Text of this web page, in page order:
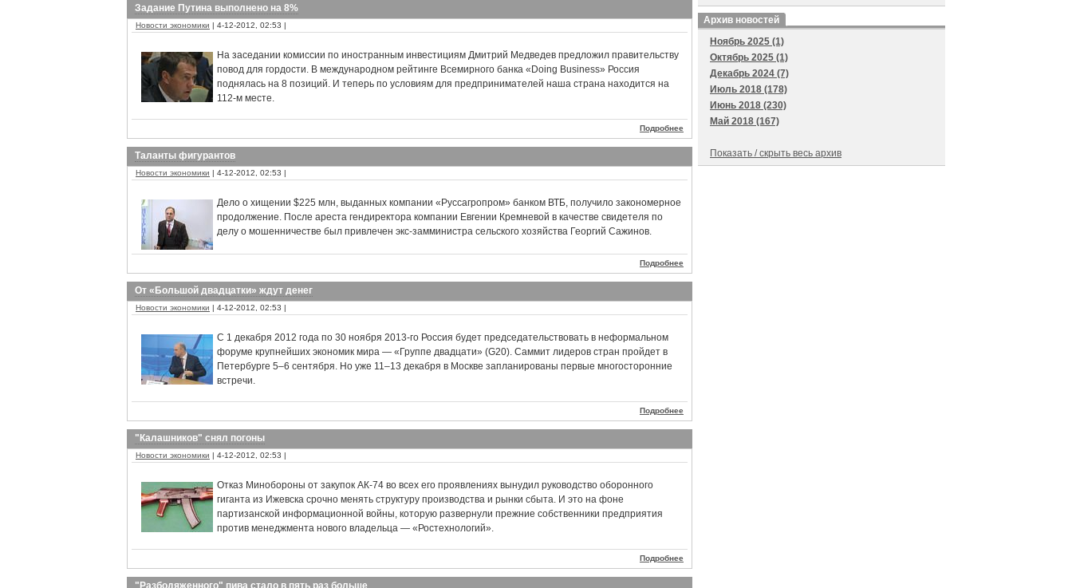
Задание Путина выполнено на 8%
Новости экономики | 4-12-2012, 02:53 |
На заседании комиссии по иностранным инвестициям Дмитрий Медведев предложил правительству
повод для гордости. В международном рейтинге Всемирного банка «Doing Business» Россия
поднялась на 8 позиций. И теперь по условиям для предпринимателей наша страна находится на
112-м месте.
Подробнее
Таланты фигурантов
Новости экономики | 4-12-2012, 02:53 |
Дело о хищении $225 млн, выданных компании «Руссагропром» банком ВТБ, получило закономерное
продолжение. После ареста гендиректора компании Евгении Кремневой в качестве свидетеля по
делу о мошенничестве был привлечен экс-замминистра сельского хозяйства Георгий Сажинов.
Подробнее
От «Большой двадцатки» ждут денег
Новости экономики | 4-12-2012, 02:53 |
С 1 декабря 2012 года по 30 ноября 2013-го Россия будет председательствовать в неформальном
форуме крупнейших экономик мира — «Группе двадцати» (G20). Саммит лидеров стран пройдет в
Петербурге 5–6 сентября. Но уже 11–13 декабря в Москве запланированы первые многосторонние
встречи.
Подробнее
"Калашников" снял погоны
Новости экономики | 4-12-2012, 02:53 |
Отказ Минобороны от закупок АК-74 во всех его проявлениях вынудил руководство оборонного
гиганта из Ижевска срочно менять структуру производства и рынки сбыта. И это на фоне
партизанской информационной войны, которую развернули прежние собственники предприятия
против менеджмента нового владельца — «Ростехнологий».
Подробнее
"Разбодяженного" пива стало в пять раз больше
Архив новостей
Ноябрь 2025 (1)
Октябрь 2025 (1)
Декабрь 2024 (7)
Июль 2018 (178)
Июнь 2018 (230)
Май 2018 (167)
Показать / скрыть весь архив